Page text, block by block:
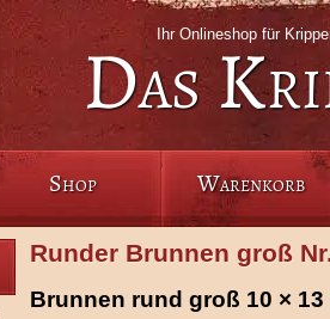
Ihr Onlineshop für
Das
Shop Warenkorb
Runder Brunnen groß
Brunnen rund groß 10 × 13